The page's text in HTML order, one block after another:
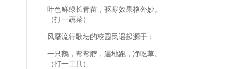
叶色鲜绿长青苗，驱寒效果格外妙。
（打一蔬菜）
风靡流行歌坛的校园民谣起源于：
一只鹅，弯弯脖，遍地跑，净吃草。
（打一工具）